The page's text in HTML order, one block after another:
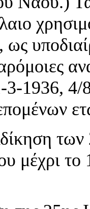
ως
3-1936, 4/
μέχρι